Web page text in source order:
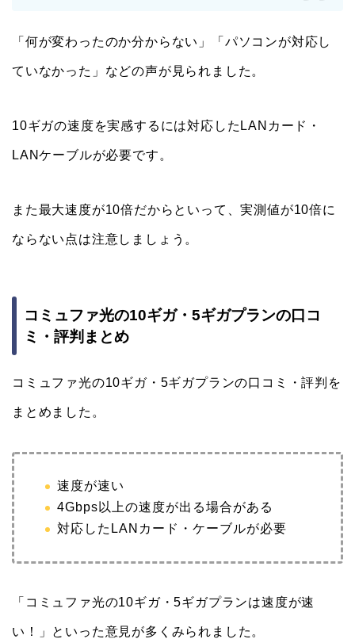
「何が変わったのか分からない」「パソコンが対応し
ていなかった」などの声が見られました。
10ギガの速度を実感するには対応したLANカード・
LANケーブルが必要です。
また最大速度が10倍だからといって、実測値が10倍に
ならない点は注意しましょう。
コミュファ光の10ギガ・5ギガプランの口コ
ミ・評判まとめ
コミュファ光の10ギガ・5ギガプランの口コミ・評判を
まとめました。
速度が速い
4Gbps以上の速度が出る場合がある
対応したLANカード・ケーブルが必要
「コミュファ光の10ギガ・5ギガプランは速度が速
い！」といった意見が多くみられました。